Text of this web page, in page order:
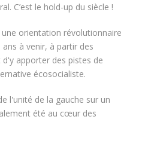
C’est le hold-up du siècle !
orientation révolutionnaire
à venir, à partir des
apporter des pistes de
écosocialiste.
l'unité de la gauche sur un
été au cœur des